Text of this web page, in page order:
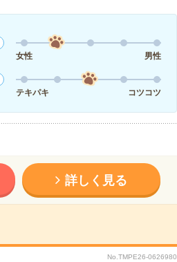
女性
男性
テキパキ
コツコツ
詳しく見る
No.TMPE26-0626980